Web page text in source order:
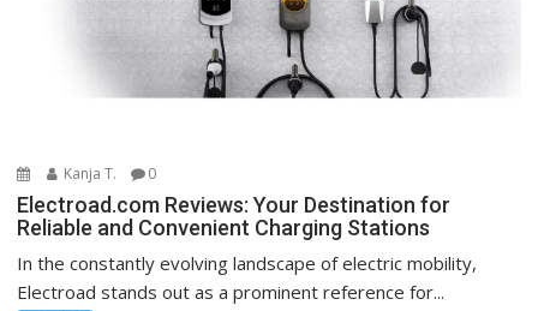
Kanja T. 0
Electroad.com Reviews: Your Destination for
Reliable and Convenient Charging Stations
In the constantly evolving landscape of electric mobility,
Electroad stands out as a prominent reference for...